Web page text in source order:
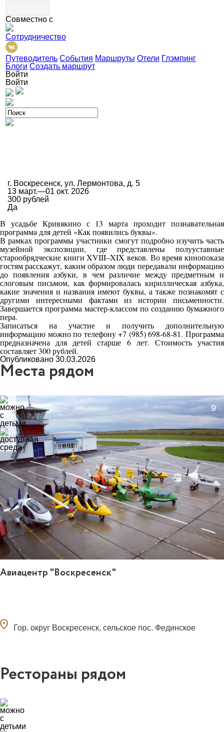
Совместно с
Сотрудничество
Путеводитель События Маршруты Отели Глэмпинг
Блоги Создать маршрут
Войти
Войти
г. Воскресенск, ул. Лермонтова, д. 5
13 март.—01 окт. 2026
300 рублей
Да
В усадьбе Кривякино с 13 марта проходит познавательная
программа для детей «Как появились буквы».
В рамках программы участники смогут подробно изучить часть
музейной экспозиции, где представлены полууставные
старообрядческие книги XVIII–XIX веков. Во время кинопоказа
гостям расскажут, каким образом люди передавали информацию
до появления азбуки, в чем различие между предметным и
слоговым письмом, как формировалась кириллическая азбука,
какие значения и названия имеют буквы, а также познакомят с
другими интересными фактами из истории письменности.
Завершается программа мастер-классом по созданию бумажного
пера.
Записаться на участие и получить дополнительную
информацию можно по телефону +7 (985) 698-68-81. Программа
предназначена для детей старше 6 лет. Стоимость участия
составляет 300 рублей.
Опубликовано 30.03.2026
Места рядом
9
Авиацентр "Воскресенск"
Гор. округ Воскресенск, сельское пос. Фединское
Рестораны рядом